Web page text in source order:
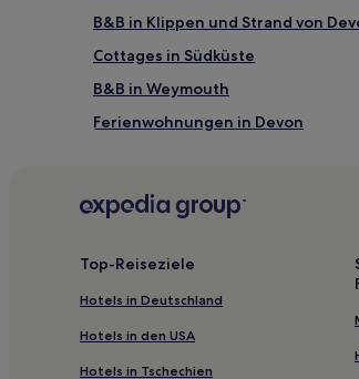
B&B in Klippen und Strand von
Cottages in Südküste
B&B in Weymouth
Ferienwohnungen in Devon
Hotels mit inbegriffenem
Familien in Weymouth
Hotels mit inbegriffenem
Top-Reiseziele
Hotels in Deutschland
Hotels in den USA
Hotels in Tschechien